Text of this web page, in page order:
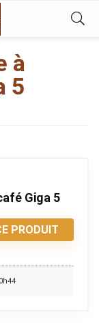
à
5
Giga 5
PRODUIT